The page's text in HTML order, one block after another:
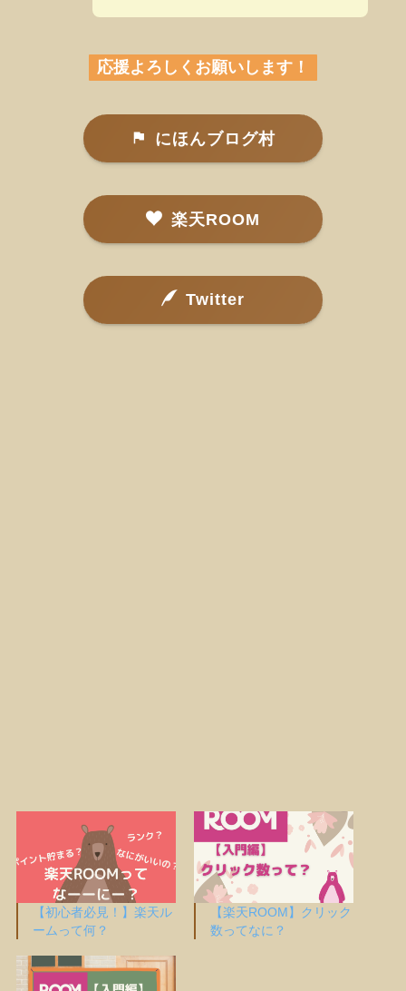
応援よろしくお願いします！
にほんブログ村
楽天ROOM
Twitter
【初心者必見！】楽天ル
ームって何？
【楽天ROOM】クリック
数ってなに？